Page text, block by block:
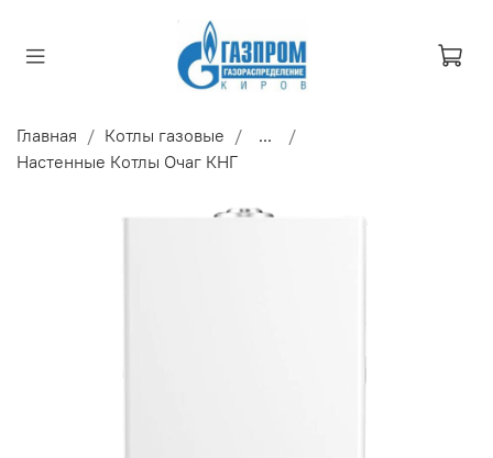
Главная Котлы газовые
...
Настенные Котлы Очаг КНГ